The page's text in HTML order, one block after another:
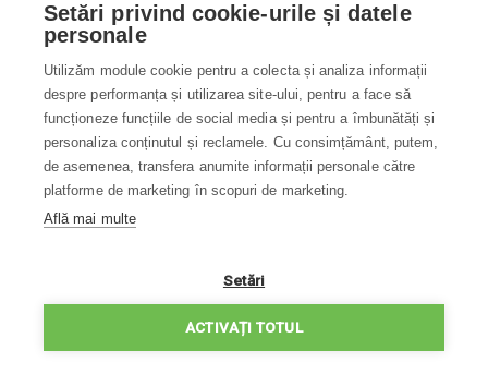
Cum cumpăr
Contact
Contactați-ne
info@robotworld.ro
031 22 97 010
POLITICA DE CONFIDENȚIALITATE
Setări privind cookie-urile și datele
personale
Utilizăm module cookie pentru a colecta și analiza informații
despre performanța și utilizarea site-ului, pentru a face să
funcționeze funcțiile de social media și pentru a îmbunătăți și
personaliza conținutul și reclamele. Cu consimțământ, putem,
de asemenea, transfera anumite informații personale către
platforme de marketing în scopuri de marketing.
Află mai multe
Setări
ACTIVAȚI TOTUL